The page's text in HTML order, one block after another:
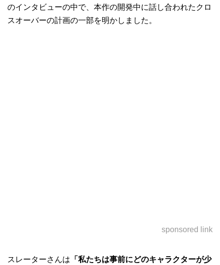
のインタビューの中で、本作の開発中に話し合われたクロ
スオーバーの計画の一部を明かしました。
sponsored link
スレーターさんは 「私たちは事前にどのキャラクターが少